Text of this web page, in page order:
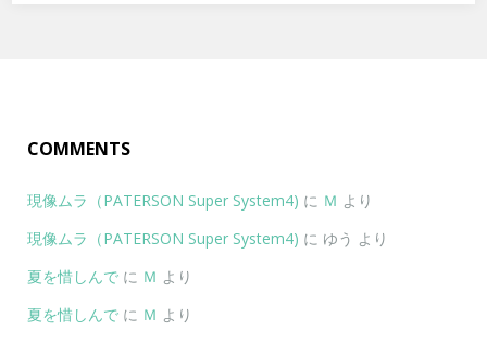
COMMENTS
現像ムラ（PATERSON Super System4) に Ｍ より
現像ムラ（PATERSON Super System4) に ゆう より
夏を惜しんで に Ｍ より
夏を惜しんで に Ｍ より